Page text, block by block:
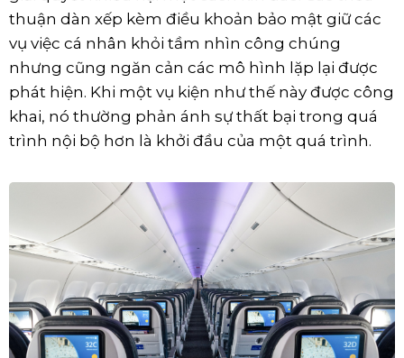
thuận dàn xếp kèm điều khoản bảo mật giữ các
vụ việc cá nhân khỏi tầm nhìn công chúng
nhưng cũng ngăn cản các mô hình lặp lại được
phát hiện. Khi một vụ kiện như thế này được công
khai, nó thường phản ánh sự thất bại trong quá
trình nội bộ hơn là khởi đầu của một quá trình.